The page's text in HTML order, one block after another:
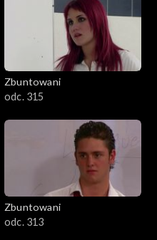
Zbuntowani
odc. 315
Zbuntowani
odc. 313